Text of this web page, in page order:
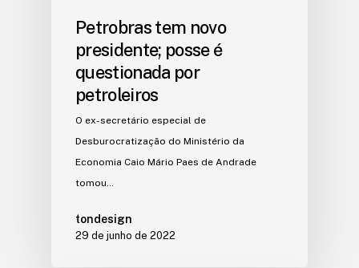
Petrobras tem novo
presidente; posse é
questionada por
petroleiros
O ex-secretário especial de
Desburocratização do Ministério da
Economia Caio Mário Paes de Andrade
tomou…
tondesign
29 de junho de 2022